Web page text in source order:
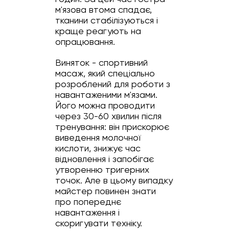
м'язова втома спадає,
тканини стабілізуються і
краще реагують на
опрацювання.
Виняток - спортивний
масаж, який спеціально
розроблений для роботи з
навантаженими м'язами.
Його можна проводити
через 30-60 хвилин після
тренування: він прискорює
виведення молочної
кислоти, знижує час
відновлення і запобігає
утворенню тригерних
точок. Але в цьому випадку
майстер повинен знати
про попереднє
навантаження і
скоригувати техніку.